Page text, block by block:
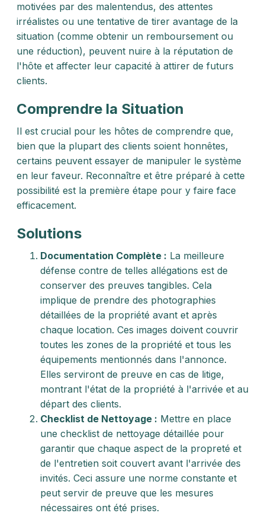
motivées par des malentendus, des attentes
irréalistes ou une tentative de tirer avantage de la
situation (comme obtenir un remboursement ou
une réduction), peuvent nuire à la réputation de
l'hôte et affecter leur capacité à attirer de futurs
clients.
Comprendre la Situation
Il est crucial pour les hôtes de comprendre que,
bien que la plupart des clients soient honnêtes,
certains peuvent essayer de manipuler le système
en leur faveur. Reconnaître et être préparé à cette
possibilité est la première étape pour y faire face
efficacement.
Solutions
Documentation Complète : La meilleure
défense contre de telles allégations est de
conserver des preuves tangibles. Cela
implique de prendre des photographies
détaillées de la propriété avant et après
chaque location. Ces images doivent couvrir
toutes les zones de la propriété et tous les
équipements mentionnés dans l'annonce.
Elles serviront de preuve en cas de litige,
montrant l'état de la propriété à l'arrivée et au
départ des clients.
Checklist de Nettoyage : Mettre en place
une checklist de nettoyage détaillée pour
garantir que chaque aspect de la propreté et
de l'entretien soit couvert avant l'arrivée des
invités. Ceci assure une norme constante et
peut servir de preuve que les mesures
nécessaires ont été prises.